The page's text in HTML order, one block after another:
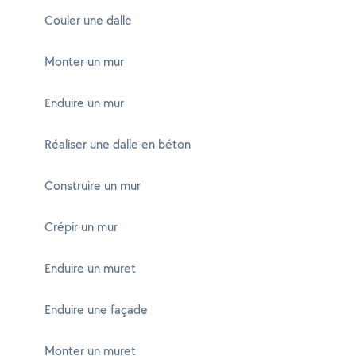
Couler une dalle
Monter un mur
Enduire un mur
Réaliser une dalle en béton
Construire un mur
Crépir un mur
Enduire un muret
Enduire une façade
Monter un muret